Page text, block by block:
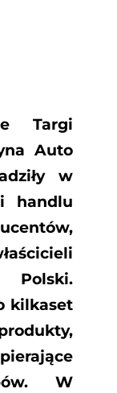
Targi
Auto
w
handlu
kilkaset
W